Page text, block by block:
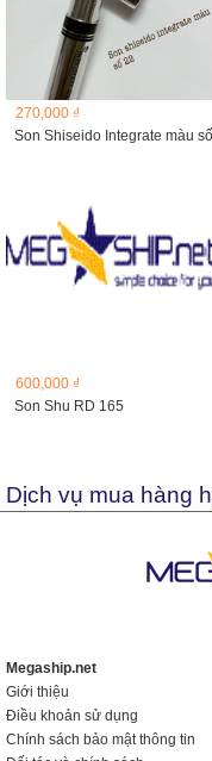
270,000 ₫
Son Shiseido Integrate màu
600,000 ₫
Son Shu RD 165
Dịch vụ mua hàng
Megaship.net
Giới thiệu
Điều khoản sử dụng
Chính sách bảo mật thông tin